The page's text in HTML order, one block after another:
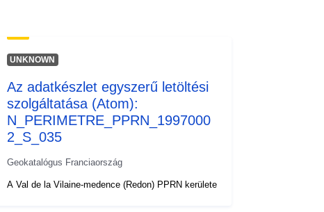
UNKNOWN
Az adatkészlet egyszerű letöltési
szolgáltatása (Atom):
N_PERIMETRE_PPRN_1997000
2_S_035
Geokatalógus Franciaország
A Val de la Vilaine-medence (Redon) PPRN kerülete